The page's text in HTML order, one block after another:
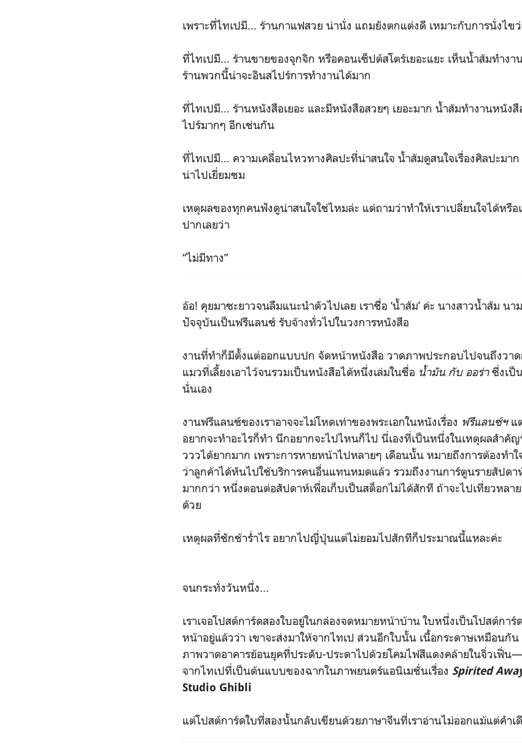
เพราะที่ไทเปมี... ร้านกาแฟสวย น่านั่ง แถมยังตกแต่งดี เหมาะกับการนั่งไขว่
ที่ไทเปมี... ร้านขายของจุกจิก หรือคอนเซ็ปต์สโตร์เยอะแยะ เห็นน้ำส้มทำงา
ร้านพวกนี้น่าจะอินสไปร์การทำงานได้มาก
ที่ไทเปมี... ร้านหนังสือเยอะ และมีหนังสือสวยๆ เยอะมาก น้ำส้มทำงานหนัง
ไปร์มากๆ อีกเช่นกัน
ที่ไทเปมี... ความเคลื่อนไหวทางศิลปะที่น่าสนใจ น้ำส้มดูสนใจเรื่องศิลปะมา
น่าไปเยี่ยมชม
เหตุผลของทุกคนฟังดูน่าสนใจใช่ไหมล่ะ แต่ถามว่าทำให้เราเปลี่ยนใจได้หรื
ปากเลยว่า
“ไม่มีทาง”
อ้อ! คุยมาซะยาวจนลืมแนะนำตัวไปเลย เราชื่อ ‘น้ำส้ม’ ค่ะ นางสาวน้ำส้ม น
ปัจจุบันเป็นฟรีแลนซ์ รับจ้างทั่วไปในวงการหนังสือ
งานที่ทำก็มีตั้งแต่ออกแบบปก จัดหน้าหนังสือ วาดภาพประกอบไปจนถึงวาด
แมวที่เลี้ยงเอาไว้จนรวมเป็นหนังสือได้หนึ่งเล่มในชื่อ น้ำมัน กับ ออร่าซึ่งเป็
นั่นเอง
งานฟรีแลนซ์ของเราอาจจะไม่โหดเท่าของพระเอกในหนังเรื่อง ฟรีแลนซ์ฯแ
อยากจะทำอะไรก็ทำ นึกอยากจะไปไหนก็ไป นี่เองที่เป็นหนึ่งในเหตุผลสำคั
วววได้ยากมาก เพราะการหายหน้าไปหลายๆ เดือนนั้น หมายถึงการต้องทำ
ว่าลูกค้าได้หันไปใช้บริการคนอื่นแทนหมดแล้ว รวมถึงงานการ์ตูนรายสัปดา
มากกว่า หนึ่งตอนต่อสัปดาห์เพื่อเก็บเป็นสต็อกไม่ได้สักที ถ้าจะไปเที่ยวหลา
ด้วย
เหตุผลที่ชักช้าร่ำไร อยากไปญี่ปุ่นแต่ไม่ยอมไปสักทีก็ประมาณนี้แหละค่ะ
จนกระทั่งวันหนึ่ง...
เราเจอโปสต์การ์ดสองใบอยู่ในกล่องจดหมายหน้าบ้าน ใบหนึ่งเป็นโปสต์กา
หน้าอยู่แล้วว่า เขาจะส่งมาให้จากไทเป ส่วนอีกใบนั้น เนื้อกระดาษเหมือนกั
ภาพวาดอาคารย้อนยุคที่ประดับ-ประดาไปด้วยโคมไฟสีแดงคล้ายในจิ่วเฟิ่น—
จากไทเปที่เป็นต้นแบบของฉากในภาพยนตร์แอนิเมชั่นเรื่อง Spirited
Studio Ghibli
แต่โปสต์การ์ดใบที่สองนั้นกลับเขียนด้วยภาษาจีนที่เราอ่านไม่ออกแม้แต่คำเ